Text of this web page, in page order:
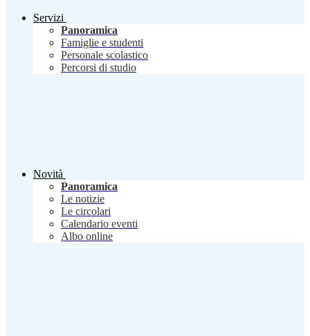
Servizi
Panoramica
Famiglie e studenti
Personale scolastico
Percorsi di studio
Novità
Panoramica
Le notizie
Le circolari
Calendario eventi
Albo online